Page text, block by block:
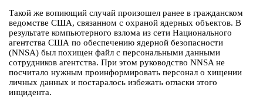
Такой же вопиющий случай произошел ранее в гражданском
ведомстве США, связанном с охраной ядерных объектов. В
результате компьютерного взлома из сети Национального
агентства США по обеспечению ядерной безопасности
(NNSA) был похищен файл с персональными данными
сотрудников агентства. При этом руководство NNSA не
посчитало нужным проинформировать персонал о хищении
личных данных и постаралось избежать огласки этого
инцидента.